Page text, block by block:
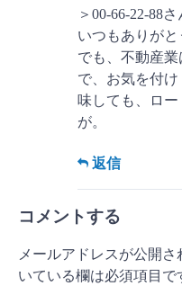
＞00-66-22-88さ
いつもありがと
でも、不動産
で、お気を付
味しても、ロ
が。
返信
コメントする
メールアドレスが公開さ
いている欄は必須項目で